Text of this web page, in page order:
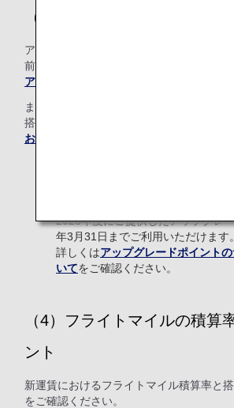
（3）アップグレードについて
アップグレード料金でのアップグレード
前から受付をいたします。
アップグレードについて詳細はこちら
またアップグレードポイントやマイルで
搭乗の27日前から承ります。
お支払い手段がマイルの場合はこちら
アムメンバーならびにスーパーフ
2026年度にご提供したアップグレ
年3月31日までご利用いただけます。
詳しくはアップグレードポイント
いてをご確認ください。
（4）フライトマイルの積算
ント
新運賃におけるフライトマイル積算率と
をご確認ください。